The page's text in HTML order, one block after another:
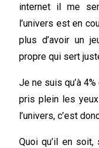
internet il me
l’univers est en
plus d’avoir un
propre qui sert
Je ne suis qu’à
pris plein les
l’univers, c’est
Quoi qu’il en